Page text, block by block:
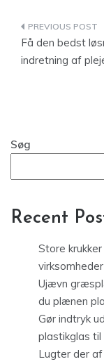
Få den bedst
indretning af
Søg
Recent
Store
Ujævn
du plænen
Gør indtryk
plastikglas til
Lugter der